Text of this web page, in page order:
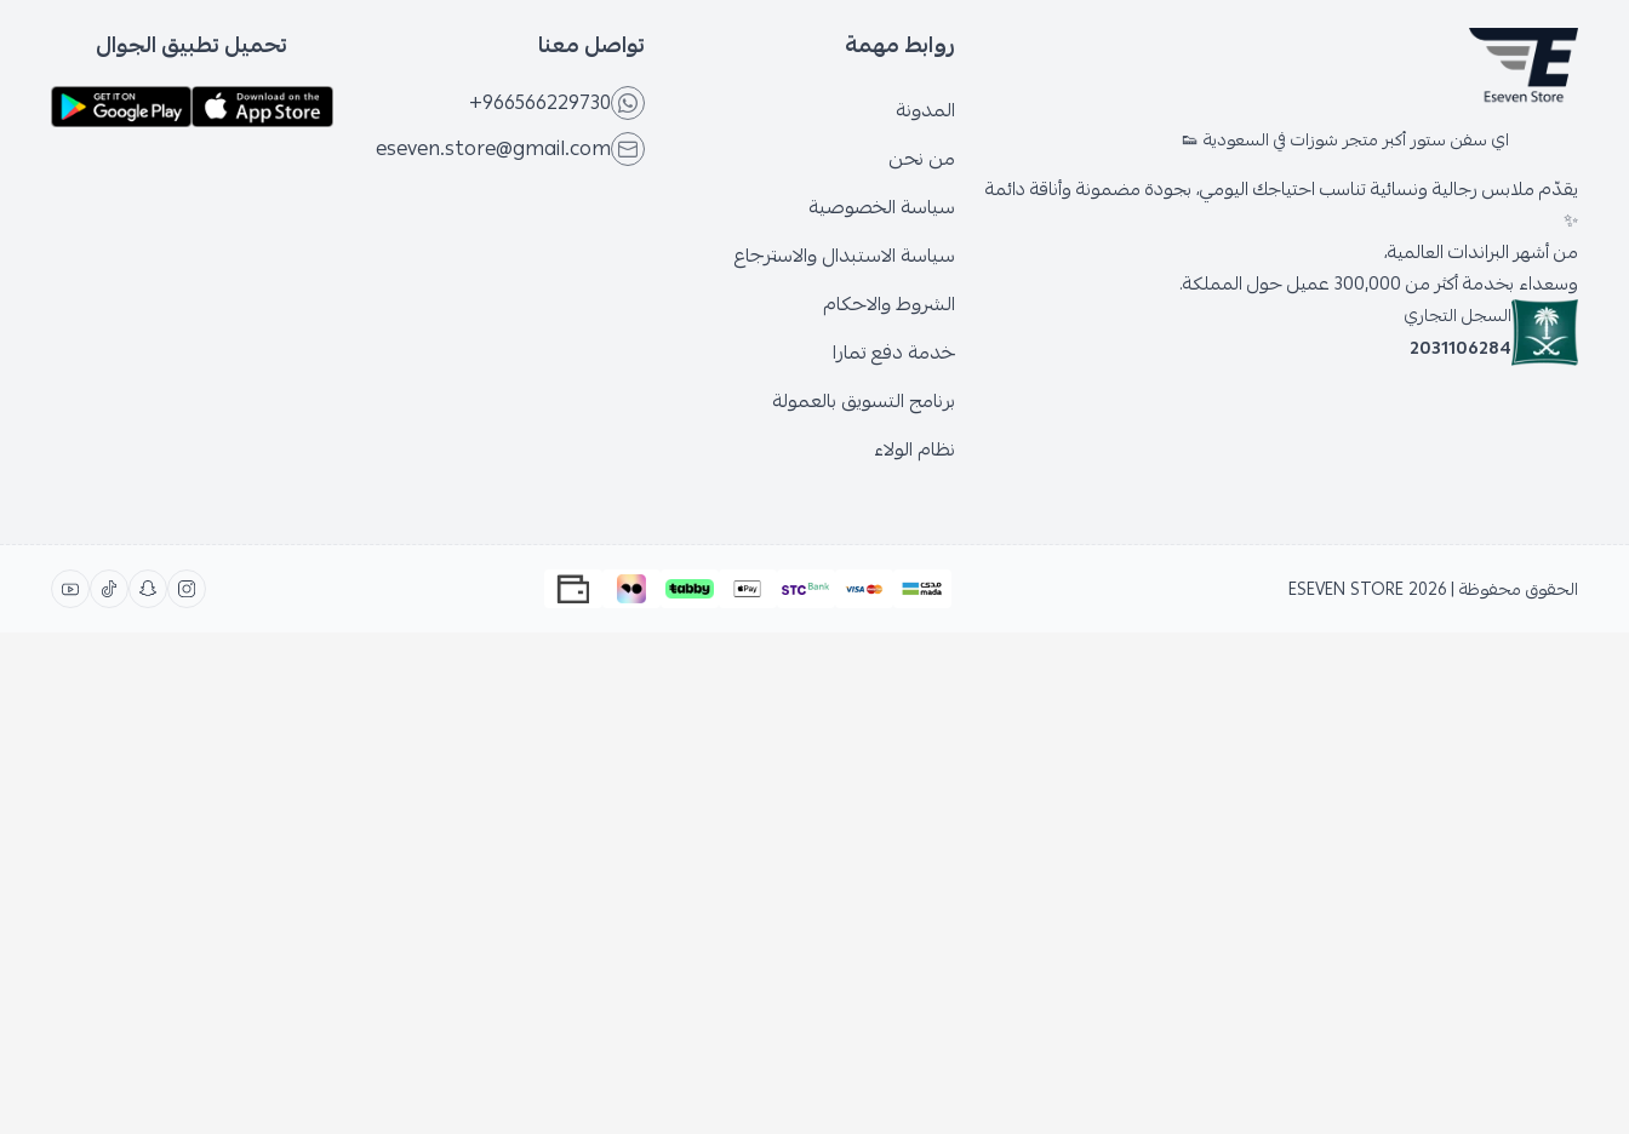
اي سفن ستور أكبر متجر شوزات في السعودية 👟
يقدّم ملابس رجالية ونسائية تناسب احتياجك اليومي، بجودة مضمونة وأناقة دائمة
✨
من أشهر البراندات العالمية،
وسعداء بخدمة أكثر من 300,000 عميل حول المملكة.
السجل التجاري
2031106284
روابط مهمة
المدونة
من نحن
سياسة الخصوصية
سياسة الاستبدال والاسترجاع
الشروط والاحكام
خدمة دفع تمارا
برنامج التسويق بالعمولة
نظام الولاء
تواصل معنا
+966566229730
eseven.store@gmail.com
تحميل تطبيق الجوال
الحقوق محفوظة | 2026 ESEVEN STORE